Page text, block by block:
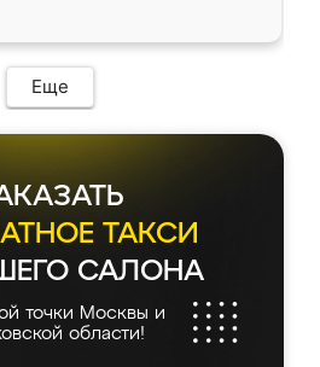
Еще
ТАКСИ
САЛОНА
точки Москвы и
области!